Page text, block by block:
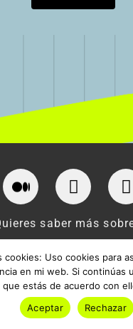
saber más
HABLEMOS
Copyright © 2023 Rubén Muro
cookies: Uso cookies para
en mi web. Si continúas
que estás de acuerdo con
Aceptar
Rechazar